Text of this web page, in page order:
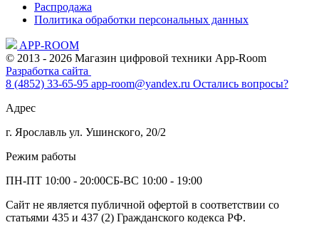
Распродажа
Политика обработки персональных данных
APP-ROOM
© 2013 - 2026 Магазин цифровой техники App-Room
Разработка сайта
8 (4852) 33-65-95 app-room@yandex.ru Остались вопросы?
Адрес
г. Ярославль ул. Ушинского, 20/2
Режим работы
ПН-ПТ 10:00 - 20:00СБ-ВС 10:00 - 19:00
Сайт не является публичной офертой в соответствии со
статьями 435 и 437 (2) Гражданского кодекса РФ.